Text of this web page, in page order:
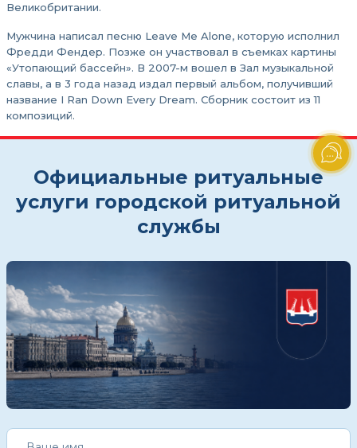
Великобритании.
Мужчина написал песню Leave Me Alone, которую исполнил
Фредди Фендер. Позже он участвовал в съемках картины
«Утопающий бассейн». В 2007-м вошел в Зал музыкальной
славы, а в 3 года назад издал первый альбом, получивший
название I Ran Down Every Dream. Сборник состоит из 11
композиций.
Официальные ритуальные
услуги городской ритуальной
службы